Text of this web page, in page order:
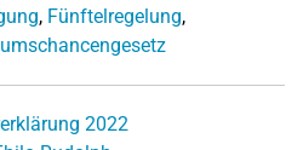
, Fünftelregelung,
2022